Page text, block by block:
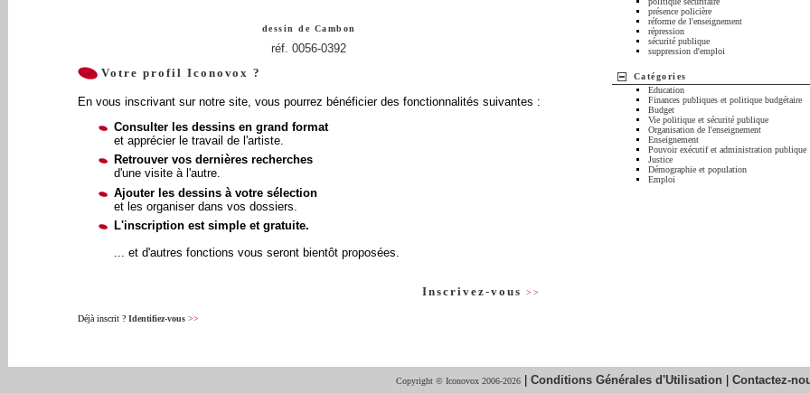
dessin de Cambon
réf. 0056-0392
Votre profil Iconovox ?
En vous inscrivant sur notre site, vous pourrez bénéficier des fonctionnalités suivantes :
Consulter les dessins en grand format
et apprécier le travail de l'artiste.
Retrouver vos dernières recherches
d'une visite à l'autre.
Ajouter les dessins à votre sélection
et les organiser dans vos dossiers.
L'inscription est simple et gratuite.
... et d'autres fonctions vous seront bientôt proposées.
Inscrivez-vous >>
Déjà inscrit ? Identifiez-vous >>
présence policière
réforme de l'enseignement
répression
sécurité publique
suppression d'emploi
Catégories
Education
Finances publiques et politique budgétaire
Budget
Vie politique et sécurité publique
Organisation de l'enseignement
Enseignement
Pouvoir exécutif et administration publique
Justice
Démographie et population
Emploi
Copyright © Iconovox 2006-2026 | Conditions Générales d'Utilisation | Contactez-